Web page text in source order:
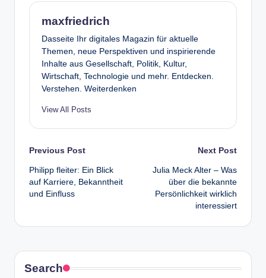
maxfriedrich
Dasseite Ihr digitales Magazin für aktuelle
Themen, neue Perspektiven und inspirierende
Inhalte aus Gesellschaft, Politik, Kultur,
Wirtschaft, Technologie und mehr. Entdecken.
Verstehen. Weiterdenken
View All Posts
Post
navigation
Previous Post
Philipp fleiter: Ein Blick
auf Karriere, Bekanntheit
und Einfluss
Next Post
Julia Meck Alter – Was
über die bekannte
Persönlichkeit wirklich
interessiert
Search